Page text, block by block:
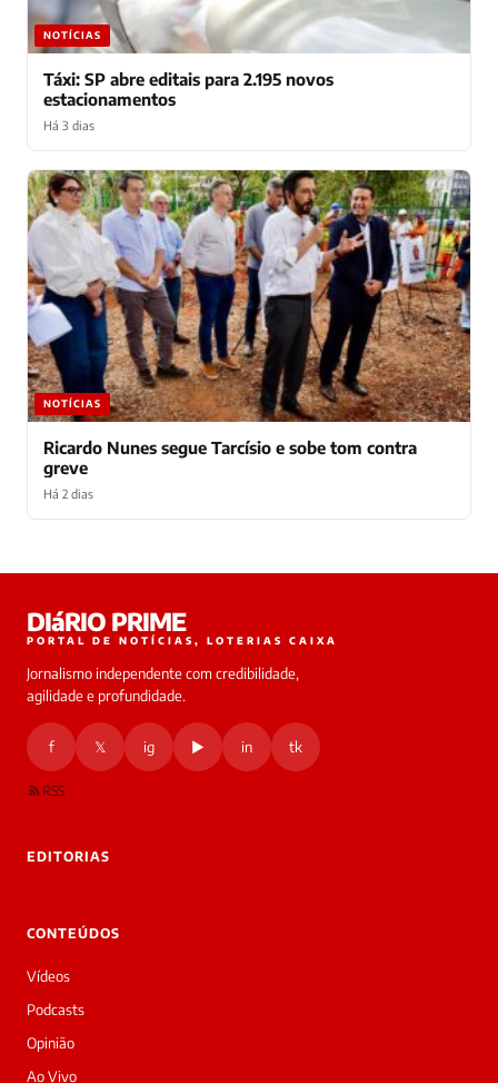
NOTÍCIAS
Táxi: SP abre editais para 2.195 novos
estacionamentos
Há 3 dias
NOTÍCIAS
Ricardo Nunes segue Tarcísio e sobe tom contra
greve
Há 2 dias
online
Bom
dia!
Sou
a
daqui
do
DIáRIO PRIME
PORTAL DE NOTÍCIAS, LOTERIAS CAIXA
Jornalismo independente com credibilidade,
agilidade e profundidade.
f 𝕏 ig ▶ in tk
RSS
EDITORIAS
CONTEÚDOS
Vídeos
Podcasts
Opinião
Ao Vivo